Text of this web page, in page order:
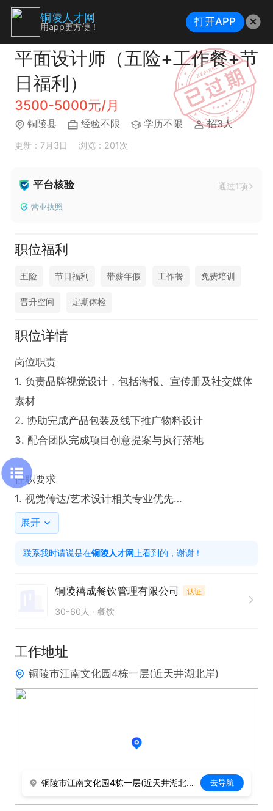
平面设计师（五险+工作餐+节
日福利）
3500-5000元/月
铜陵县 经验不限 学历不限 招3人
更新：7月3日 浏览：201次
平台核验 通过1项
营业执照
职位福利
五险 节日福利 带薪年假 工作餐 免费培训
晋升空间 定期体检
职位详情
岗位职责
1. 负责品牌视觉设计，包括海报、宣传册及社交媒体
素材
2. 协助完成产品包装及线下推广物料设计
3. 配合团队完成项目创意提案与执行落地
任职要求
1. 视觉传达/艺术设计相关专业优先
2. 熟练使用PS/AI等设计软件，具备良好审美能力
展开
联系我时请说是在铜陵人才网 上看到的，谢谢！
铜陵禧成餐饮管理有限公司 认证
30-60人 餐饮
工作地址
铜陵市江南文化园4栋一层(近天井湖北岸)
铜陵市江南文化园4栋一层(近天井湖北岸) 去导航
铜陵人才网
用app更方便！ 打开APP